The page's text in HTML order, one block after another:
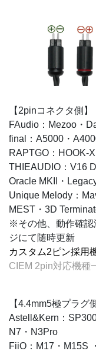
【2pinコネクタ側】
FAudio：Mezoo・
final：A5000・
RAPTGO：HOOK-X
THIEAUDIO：V16
Oracle MKII・
Unique Melody：
MEST・3D
※その他、動作確認
ジにて随時更新
カスタム2ピン採用
CIEM 2pin対応機種
【4.4mm5極プラグ
Astell&Kern：
N7・N3Pro
FiiO：M17・M15S